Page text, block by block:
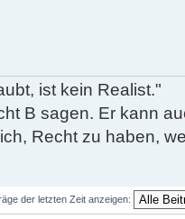
ist kein Realist."
B sagen. Er kann
Recht zu haben,
der letzten Zeit anzeigen: